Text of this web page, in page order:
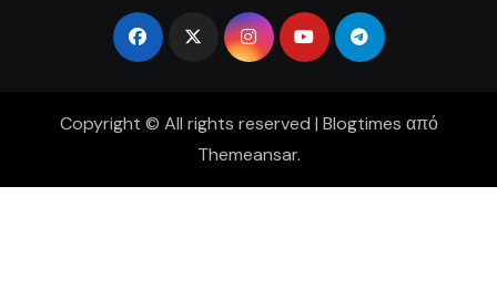
Copyright © All rights reserved | Blogtimes από
Themeansar.